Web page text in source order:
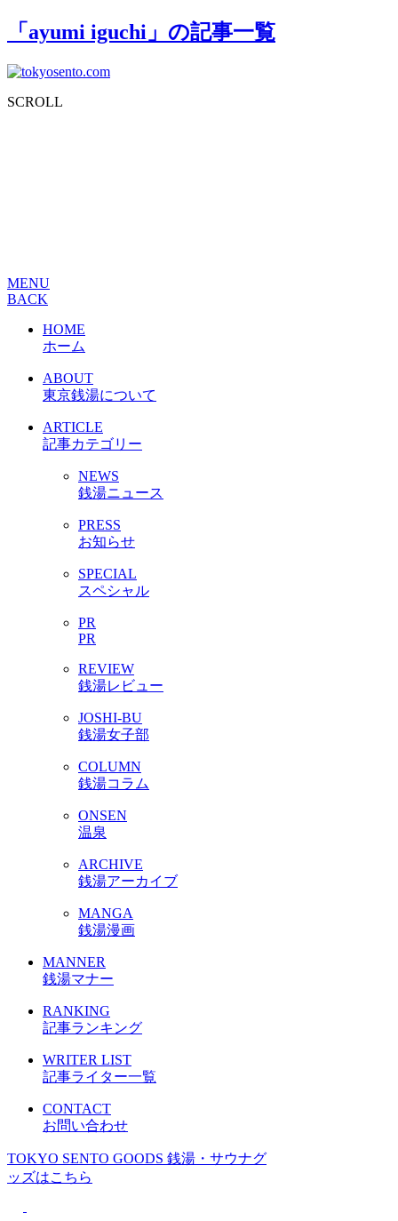
「ayumi iguchi」の記事一覧
SCROLL
MENU
BACK
HOME
ホーム
ABOUT
東京銭湯について
ARTICLE
記事カテゴリー
NEWS
銭湯ニュース
PRESS
お知らせ
SPECIAL
スペシャル
PR
PR
REVIEW
銭湯レビュー
JOSHI-BU
銭湯女子部
COLUMN
銭湯コラム
ONSEN
温泉
ARCHIVE
銭湯アーカイブ
MANGA
銭湯漫画
MANNER
銭湯マナー
RANKING
記事ランキング
WRITER LIST
記事ライター一覧
CONTACT
お問い合わせ
TOKYO SENTO GOODS 銭湯・サウナグ
ッズはこちら